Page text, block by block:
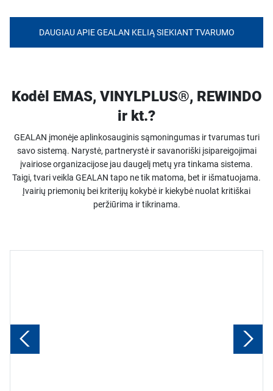
DAUGIAU APIE GEALAN KELIĄ SIEKIANT TVARUMO
Kodėl EMAS, VINYLPLUS®, REWINDO
ir kt.?
GEALAN įmonėje aplinkosauginis sąmoningumas ir tvarumas turi
savo sistemą. Narystė, partnerystė ir savanoriški įsipareigojimai
įvairiose organizacijose jau daugelį metų yra tinkama sistema.
Taigi, tvari veikla GEALAN tapo ne tik matoma, bet ir išmatuojama.
Įvairių priemonių bei kriterijų kokybė ir kiekybė nuolat kritiškai
peržiūrima ir tikrinama.